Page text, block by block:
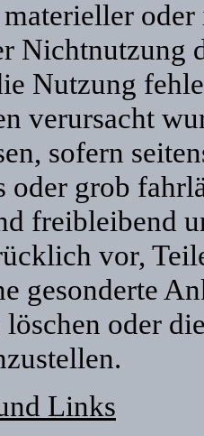
materieller
Nichtnutzung
Nutzung
verursacht
sofern
oder grob
freibleibend
vor,
gesonderte
löschen oder
Links